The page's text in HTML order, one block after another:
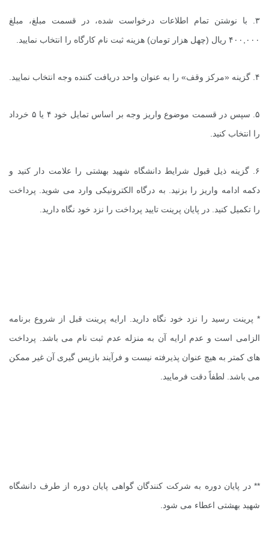
۳. با نوشتن تمام اطلاعات درخواست شده، در قسمت مبلغ، مبلغ
۴۰۰,۰۰۰ ریال (چهل هزار تومان) هزینه ثبت نام کارگاه را انتخاب نمایید.
۴. گزینه «مرکز وقف» را به عنوان واحد دریافت کننده وجه انتخاب نمایید.
۵. سپس در قسمت موضوع واریز وجه بر اساس تمایل خود ۴ یا ۵ خرداد
را انتخاب کنید.
۶. گزینه ذیل قبول شرایط دانشگاه شهید بهشتی را علامت دار کنید و
دکمه ادامه واریز را بزنید. به درگاه الکترونیکی وارد می شوید. پرداخت
را تکمیل کنید. در پایان پرینت تایید پرداخت را نزد خود نگاه دارید.
* پرینت رسید را نزد خود نگاه دارید. ارایه پرینت قبل از شروع برنامه
الزامی است و عدم ارایه آن به منزله عدم ثبت نام می باشد. پرداخت
های کمتر به هیچ عنوان پذیرفته نیست و فرآیند بازپس گیری آن غیر ممکن
می باشد. لطفاً دقت فرمایید.
** در پایان دوره به شرکت کنندگان گواهی پایان دوره از طرف دانشگاه
شهید بهشتی اعطاء می شود.